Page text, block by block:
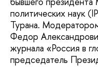
политических наук
Турана.
Федор
журнала «Россия в
председатель